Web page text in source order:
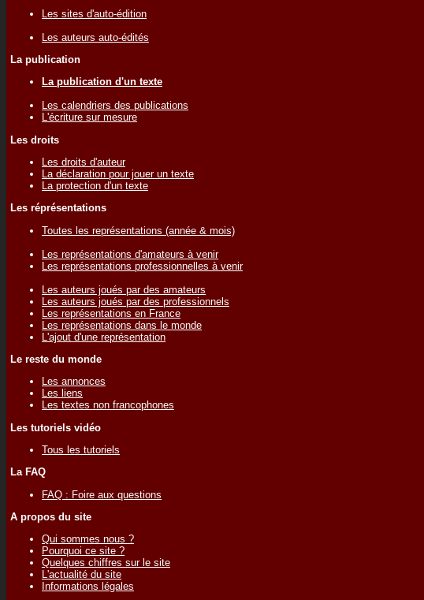
Les sites d'auto-édition
Les auteurs auto-édités
La publication
La publication d'un texte
Les calendriers des publications
L'écriture sur mesure
Les droits
Les droits d'auteur
La déclaration pour jouer un texte
La protection d'un texte
Les réprésentations
Toutes les représentations (année & mois)
Les représentations d'amateurs à venir
Les représentations professionnelles à venir
Les auteurs joués par des amateurs
Les auteurs joués par des professionnels
Les représentations en France
Les représentations dans le monde
L'ajout d'une représentation
Le reste du monde
Les annonces
Les liens
Les textes non francophones
Les tutoriels vidéo
Tous les tutoriels
La FAQ
FAQ : Foire aux questions
A propos du site
Qui sommes nous ?
Pourquoi ce site ?
Quelques chiffres sur le site
L'actualité du site
Informations légales